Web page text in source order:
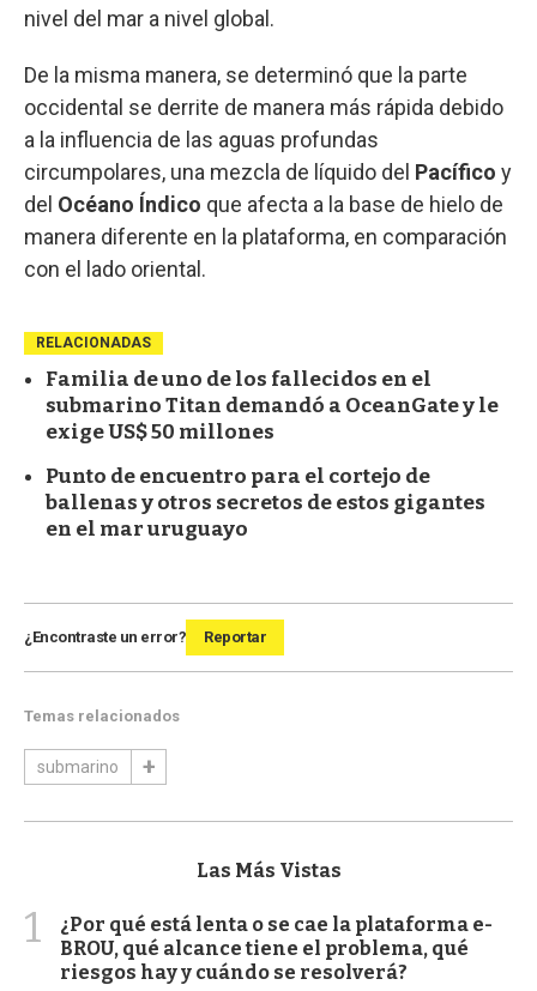
nivel del mar a nivel global.
De la misma manera, se determinó que la parte
occidental se derrite de manera más rápida debido
a la influencia de las aguas profundas
circumpolares, una mezcla de líquido del Pacífico y
del Océano Índico que afecta a la base de hielo de
manera diferente en la plataforma, en comparación
con el lado oriental.
RELACIONADAS
Familia de uno de los fallecidos en el
submarino Titan demandó a OceanGate y le
exige US$ 50 millones
Punto de encuentro para el cortejo de
ballenas y otros secretos de estos gigantes
en el mar uruguayo
¿Encontraste un error? Reportar
Temas relacionados
submarino
Las Más Vistas
1
¿Por qué está lenta o se cae la plataforma e-
BROU, qué alcance tiene el problema, qué
riesgos hay y cuándo se resolverá?